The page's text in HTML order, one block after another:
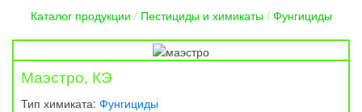
Каталог продукции / Пестициды и химикаты/ Фунгициды
Маэстро, КЭ
Тип химиката:Фунгициды